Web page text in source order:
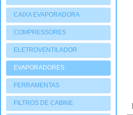
CAIXA EVAPORADORA
COMPRESSORES
ELETROVENTILADOR
EVAPORADORES
FERRAMENTAS
FILTROS DE CABINE